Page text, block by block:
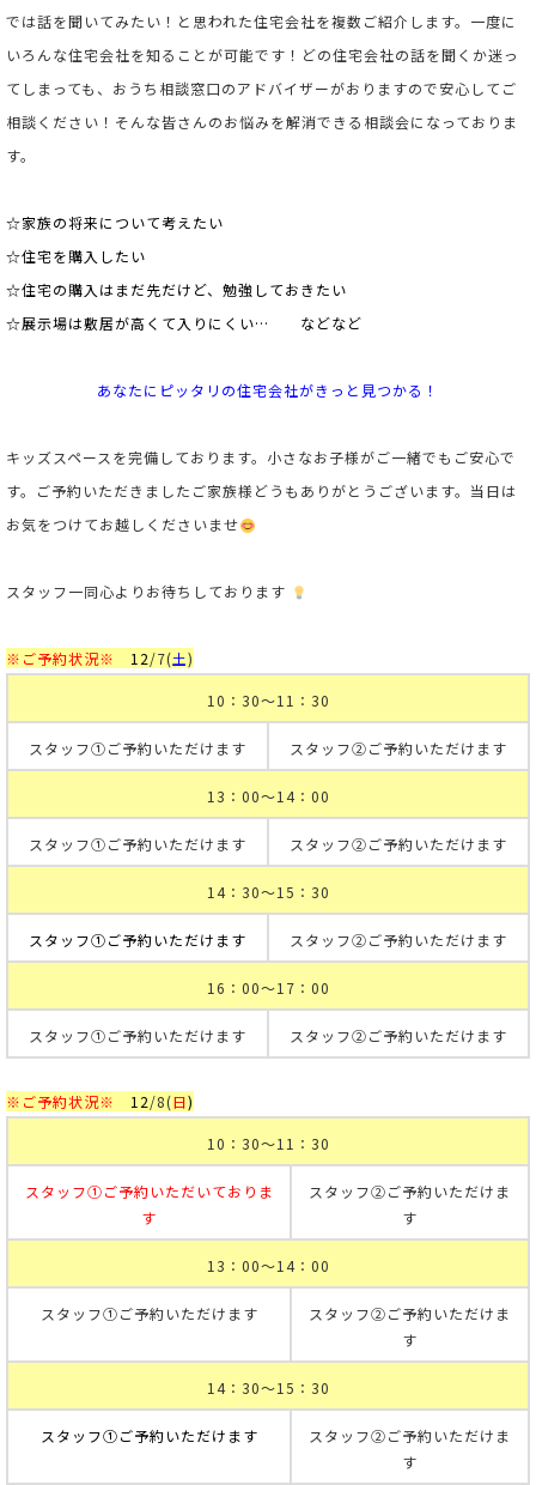
では話を聞いてみたい！と思われた住宅会社を複数ご紹介します。一度に
いろんな住宅会社を知ることが可能です！どの住宅会社の話を聞くか迷っ
てしまっても、おうち相談窓口のアドバイザーがおりますので安心してご
相談ください！そんな皆さんのお悩みを解消できる相談会になっておりま
す。
☆家族の将来について考えたい
☆住宅を購入したい
☆住宅の購入はまだ先だけど、勉強しておきたい
☆展示場は敷居が高くて入りにくい… などなど
あなたにピッタリの住宅会社がきっと見つかる！
キッズスペースを完備しております。小さなお子様がご一緒でもご安心で
す。
ご予約いただきましたご家族様どうもありがとうございます。当日は
お気をつけてお越しくださいませ
スタッフ一同心よりお待ちしております
※ご予約状況※ 12/7(土)
10：30～11：30
スタッフ①ご予約いただけます スタッフ②ご予約いただけます
13：00～14：00
スタッフ①ご予約いただけます スタッフ②ご予約いただけます
14：30～15：30
スタッフ①ご予約いただけます スタッフ②ご予約いただけます
16：00～17：00
スタッフ①ご予約いただけます スタッフ②ご予約いただけます
※ご予約状況※ 12/8(日)
10：30～11：30
スタッフ①ご予約いただいておりま
す
スタッフ②ご予約いただけま
す
13：00～14：00
スタッフ①ご予約いただけます
スタッフ②ご予約いただけま
す
14：30～15：30
スタッフ①ご予約いただけます
スタッフ②ご予約いただけま
す